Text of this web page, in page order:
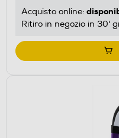
Acquisto online:
Ritiro in negozio in 30'